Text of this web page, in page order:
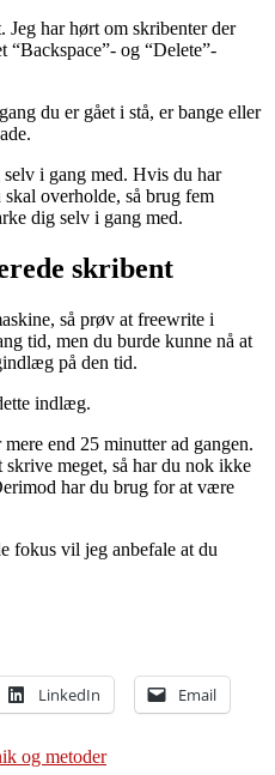
har hørt om skribenter der
“Backspace”- og “Delete”-
du er gået i stå, er bange eller
i gang med. Hvis du har
overholde, så brug fem
dig selv i gang med.
skribent
så prøv at freewrite i
tid, men du burde kunne nå at
på den tid.
indlæg.
end 25 minutter ad gangen.
meget, så har du nok ikke
har du brug for at være
fokus vil jeg anbefale at du
LinkedIn Email
og metoder